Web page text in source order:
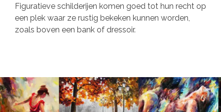
Figuratieve schilderijen komen goed tot hun recht op
een plek waar ze rustig bekeken kunnen worden,
zoals boven een bank of dressoir.